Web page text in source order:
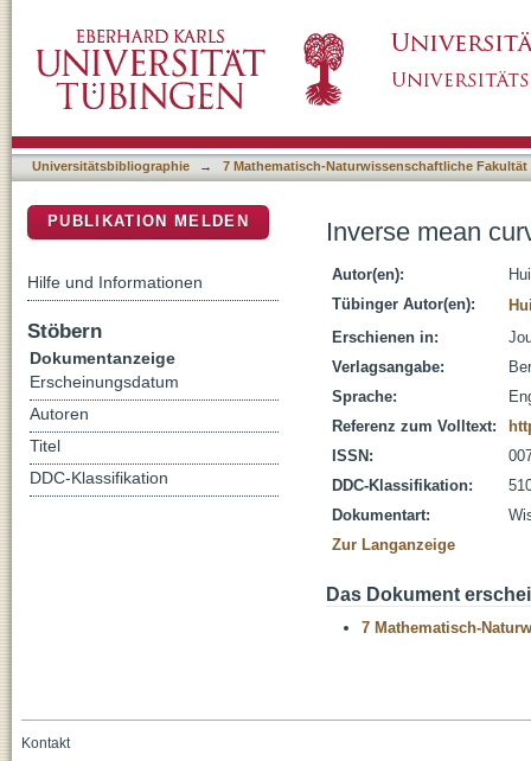
Universitätsbibliographie → 7 Mathematisch-Naturwissenschaftliche Fakultät
Inverse mean
Autor(en):
Tübinger Autor(en):
Erschienen in:
Verlagsangabe:
Sprache:
Referenz zum Volltext:
ISSN:
DDC-Klassifikation:
Dokumentart:
Zur Langanzeige
Das Dokument
7 Mathematisch-
PUBLIKATION MELDEN
Hilfe und Informationen
Stöbern
Dokumentanzeige
Erscheinungsdatum
Autoren
Titel
DDC-Klassifikation
Kontakt